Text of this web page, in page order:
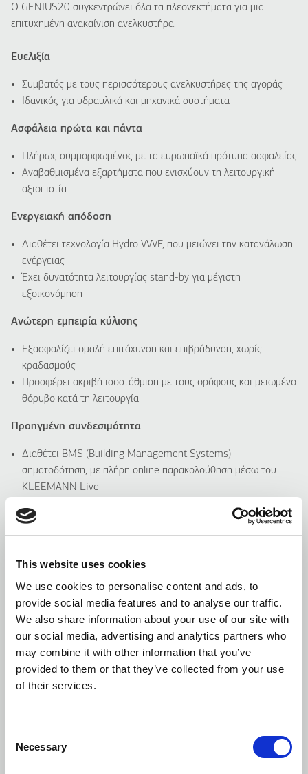
This website uses cookies
We use cookies to personalise content and ads, to
provide social media features and to analyse our traffic.
We also share information about your use of our site with
our social media, advertising and analytics partners who
may combine it with other information that you’ve
provided to them or that they’ve collected from your use
of their services.
Selection
Necessary
Ο GENIUS20 συγκεντρώνει όλα τα πλεονεκτήματα για μια
επιτυχημένη ανακαίνιση ανελκυστήρα:
Ευελιξία
Συμβατός με τους περισσότερους ανελκυστήρες της αγοράς
Ιδανικός για υδραυλικά και μηχανικά συστήματα
Ασφάλεια πρώτα και πάντα
Πλήρως συμμορφωμένος με τα ευρωπαϊκά πρότυπα ασφαλείας
Αναβαθμισμένα εξαρτήματα που ενισχύουν τη λειτουργική
αξιοπιστία
Ενεργειακή απόδοση
Διαθέτει τεχνολογία Hydro VVVF, που μειώνει την κατανάλωση
ενέργειας
Έχει δυνατότητα λειτουργίας stand-by για μέγιστη
εξοικονόμηση
Ανώτερη εμπειρία κύλισης
Εξασφαλίζει ομαλή επιτάχυνση και επιβράδυνση, χωρίς
κραδασμούς
Προσφέρει ακριβή ισοστάθμιση με τους ορόφους και μειωμένο
θόρυβο κατά τη λειτουργία
Προηγμένη συνδεσιμότητα
Διαθέτει BMS (Building Management Systems)
σηματοδότηση, με πλήρη online παρακολούθηση μέσω του
KLEEMANN Live
διάγνωση σε πραγματικό χρόνο μέσω του KLEEMANN Live
συστήματα του ανελκυστήρα για αξιόπιστη λειτουργία και
μακροχρόνια απόδοση
Ανακαίνιση KLEEMANN, μια έξυπνη επένδυση
Η ανακαίνιση με την KLEEMANN παρατείνει τη διάρκεια ζωής
του ανελκυστήρα και προετοιμάζει το κτίριο για το μέλλον.
Πρόκειται για μια επένδυση σε καινοτόμες λύσεις, που
βελτιωμένη ενεργειακή απόδοση, αυξάνοντας την αξία του